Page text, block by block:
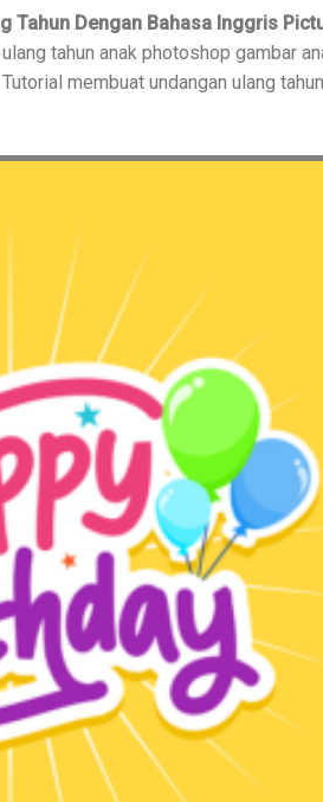
Tahun Dengan Bahasa Inggris
tahun anak photoshop gambar
membuat undangan ulang